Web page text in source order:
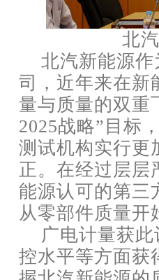
北
北汽新能源作
司，近年来在新
量与质量的双重
2025战略”目标
测试机构实行更
正。在经过层层
能源认可的第三
从零部件质量开
广电计量获此
控水平等方面获